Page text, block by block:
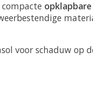
voor schaduw op